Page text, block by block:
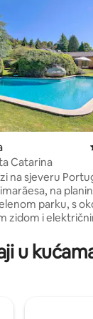
51
Catarina
na sjeveru
na
parku, s
zidom i
i pružaju
Ovdje
u